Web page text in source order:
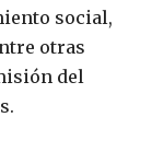
social,
otras
del